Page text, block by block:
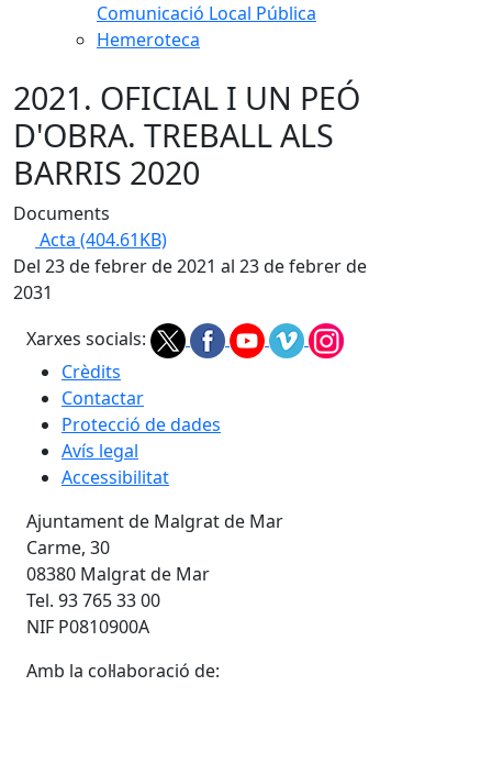
Comunicació Local Pública
Hemeroteca
2021. OFICIAL I UN PEÓ
D'OBRA. TREBALL ALS
BARRIS 2020
Documents
Acta (404.61KB)
Del 23 de febrer de 2021 al 23 de febrer de
2031
Xarxes socials:
Crèdits
Contactar
Protecció de dades
Avís legal
Accessibilitat
Ajuntament de Malgrat de Mar
Carme, 30
08380 Malgrat de Mar
Tel. 93 765 33 00
NIF P0810900A
Amb la col·laboració de: